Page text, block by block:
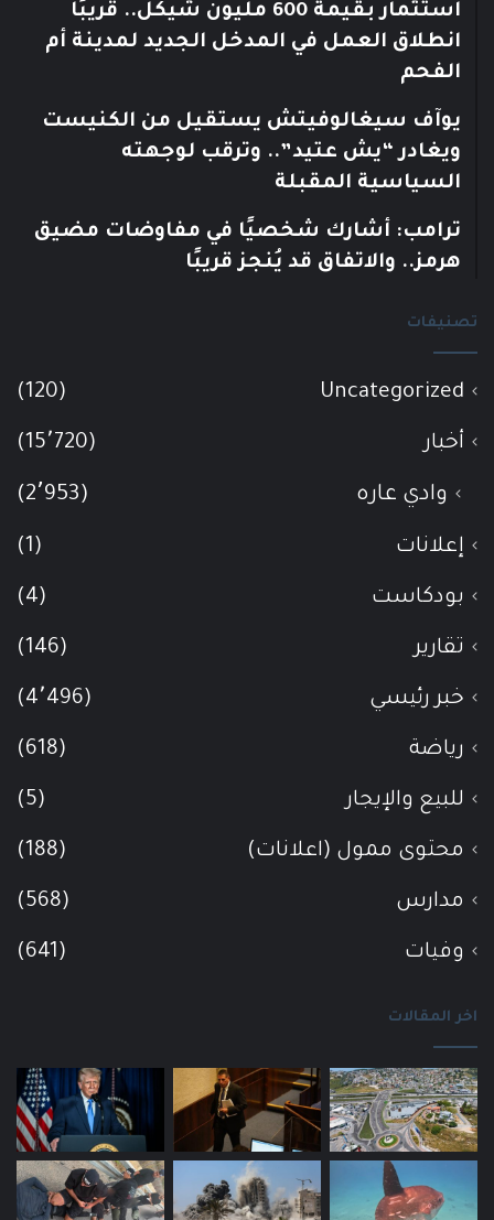
استثمار بقيمة 600 مليون شيكل.. قريبًا
انطلاق العمل في المدخل الجديد لمدينة أم
الفحم
يوآف سيغالوفيتش يستقيل من الكنيست
ويغادر “يش عتيد”.. وترقب لوجهته
السياسية المقبلة
ترامب: أشارك شخصيًا في مفاوضات مضيق
هرمز.. والاتفاق قد يُنجز قريبًا
تصنيفات
Uncategorized
(120)
أخبار (15٬720)
وادي عاره (2٬953)
إعلانات (1)
بودكاست (4)
تقارير (146)
خبر رئيسي (4٬496)
رياضة (618)
للبيع والإيجار (5)
محتوى ممول (اعلانات) (188)
مدارس (568)
وفيات (641)
اخر المقالات